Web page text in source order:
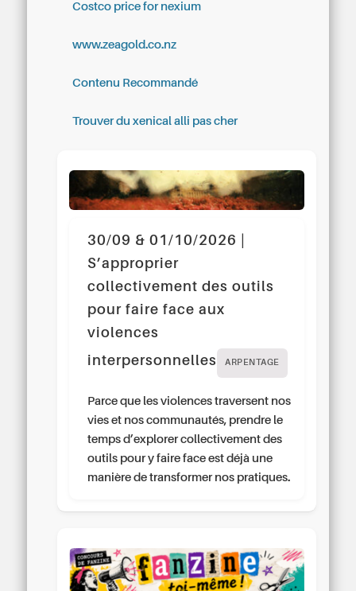
Costco price for nexium
www.zeagold.co.nz
Contenu Recommandé
Trouver du xenical alli pas cher
30/09 & 01/10/2026 |
S’approprier
collectivement des outils
pour faire face aux
violences
interpersonnelles
ARPENTAGE
Parce que les violences traversent nos
vies et nos communautés, prendre le
temps d’explorer collectivement des
outils pour y faire face est déjà une
manière de transformer nos pratiques.